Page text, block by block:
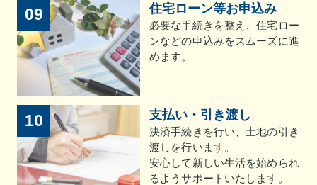
09 住宅ローン等お申込み
必要な手続きを整え、住宅ロー
ンなどの申込みをスムーズに進
めます。
10 支払い・引き渡し
決済手続きを行い、土地の引き
渡しを行います。
安心して新しい生活を始められ
るようサポートいたします。